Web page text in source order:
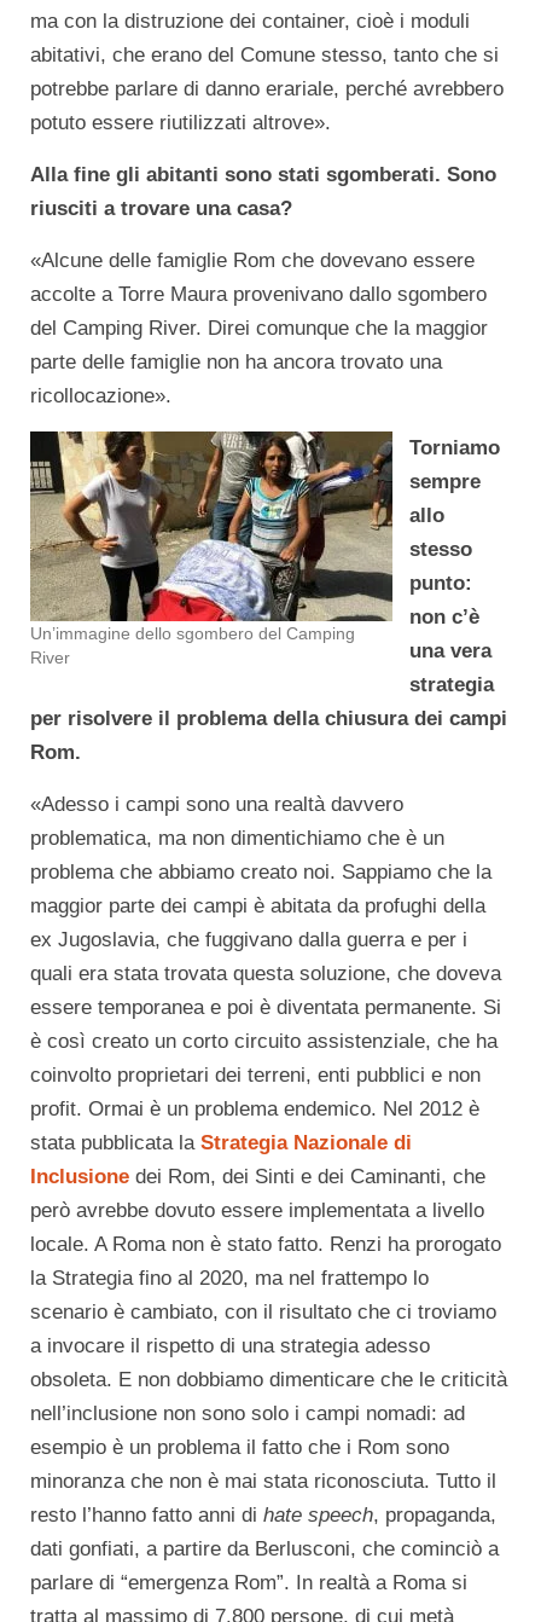
ma con la distruzione dei container, cioè i moduli
abitativi, che erano del Comune stesso, tanto che si
potrebbe parlare di danno erariale, perché avrebbero
potuto essere riutilizzati altrove».
Alla fine gli abitanti sono stati sgomberati. Sono
riusciti a trovare una casa?
«Alcune delle famiglie Rom che dovevano essere
accolte a Torre Maura provenivano dallo sgombero
del Camping River. Direi comunque che la maggior
parte delle famiglie non ha ancora trovato una
ricollocazione».
Un’immagine dello sgombero del Camping
River
Torniamo
sempre
allo
stesso
punto:
non c’è
una vera
strategia
per risolvere il problema della chiusura dei campi
Rom.
«Adesso i campi sono una realtà davvero
problematica, ma non dimentichiamo che è un
problema che abbiamo creato noi. Sappiamo che la
maggior parte dei campi è abitata da profughi della
ex Jugoslavia, che fuggivano dalla guerra e per i
quali era stata trovata questa soluzione, che doveva
essere temporanea e poi è diventata permanente. Si
è così creato un corto circuito assistenziale, che ha
coinvolto proprietari dei terreni, enti pubblici e non
profit. Ormai è un problema endemico. Nel 2012 è
stata pubblicata la Strategia Nazionale di
Inclusione dei Rom, dei Sinti e dei Caminanti, che
però avrebbe dovuto essere implementata a livello
locale. A Roma non è stato fatto. Renzi ha prorogato
la Strategia fino al 2020, ma nel frattempo lo
scenario è cambiato, con il risultato che ci troviamo
a invocare il rispetto di una strategia adesso
obsoleta. E non dobbiamo dimenticare che le criticità
nell’inclusione non sono solo i campi nomadi: ad
esempio è un problema il fatto che i Rom sono
minoranza che non è mai stata riconosciuta. Tutto il
resto l’hanno fatto anni di hate speech, propaganda,
dati gonfiati, a partire da Berlusconi, che cominciò a
parlare di “emergenza Rom”. In realtà a Roma si
tratta al massimo di 7.800 persone, di cui metà